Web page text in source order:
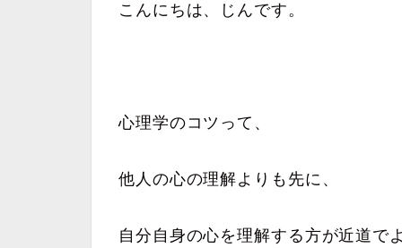
こんにちは、じんです。
心理学のコツって、
他人の心の理解よりも先に、
自分自身の心を理解する方が近道で